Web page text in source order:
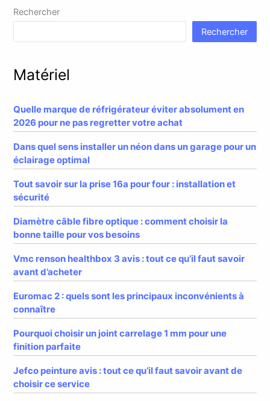
Rechercher
Rechercher
Matériel
Quelle marque de réfrigérateur éviter absolument en
2026 pour ne pas regretter votre achat
Dans quel sens installer un néon dans un garage pour un
éclairage optimal
Tout savoir sur la prise 16a pour four : installation et
sécurité
Diamètre câble fibre optique : comment choisir la
bonne taille pour vos besoins
Vmc renson healthbox 3 avis : tout ce qu’il faut savoir
avant d’acheter
Euromac 2 : quels sont les principaux inconvénients à
connaître
Pourquoi choisir un joint carrelage 1 mm pour une
finition parfaite
Jefco peinture avis : tout ce qu’il faut savoir avant de
choisir ce service